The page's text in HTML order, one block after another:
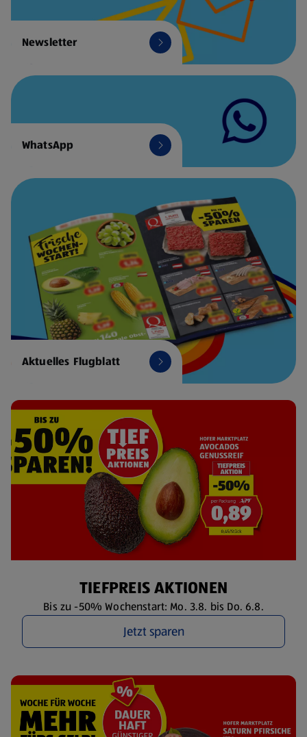
Newsletter
WhatsApp
Aktuelles Flugblatt
TIEFPREIS AKTIONEN
Bis zu -50% Wochenstart: Mo. 3.8. bis Do. 6.8.
Jetzt sparen